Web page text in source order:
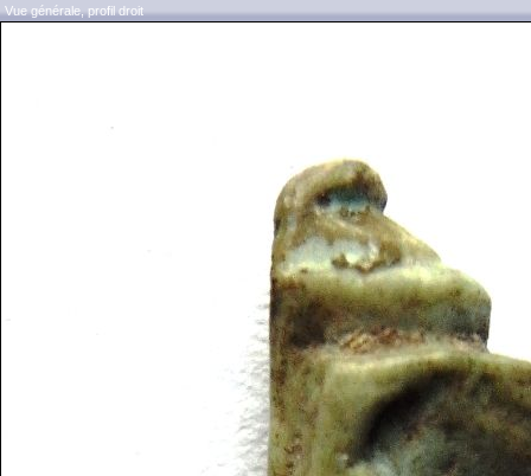
Vue générale, profil droit